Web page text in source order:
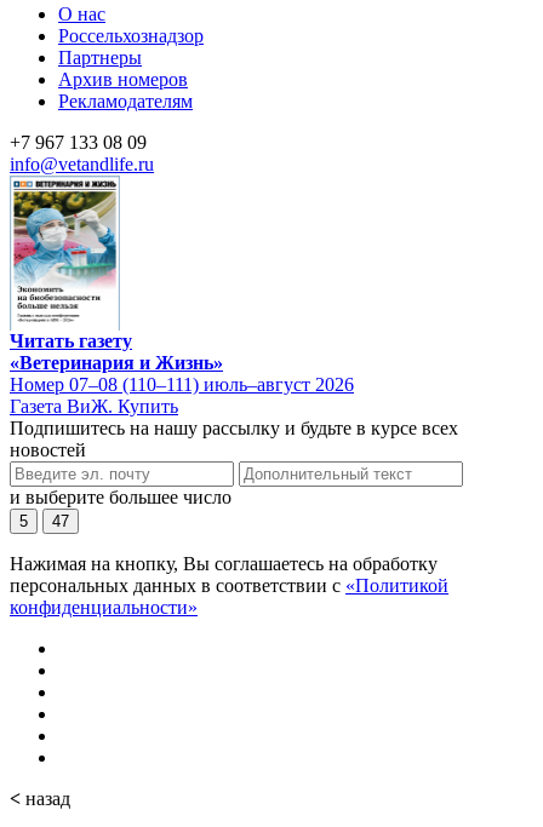
О нас
Россельхознадзор
Партнеры
Архив номеров
Рекламодателям
+7 967 133 08 09
info@vetandlife.ru
Читать газету
«Ветеринария и Жизнь»
Номер 07–08 (110–111) июль–август 2026
Газета ВиЖ. Купить
Подпишитесь на нашу рассылку и будьте в курсе всех
новостей
и выберите большее число
5 47
Нажимая на кнопку, Вы соглашаетесь на обработку
персональных данных в соответствии с «Политикой
конфиденциальности»
< назад